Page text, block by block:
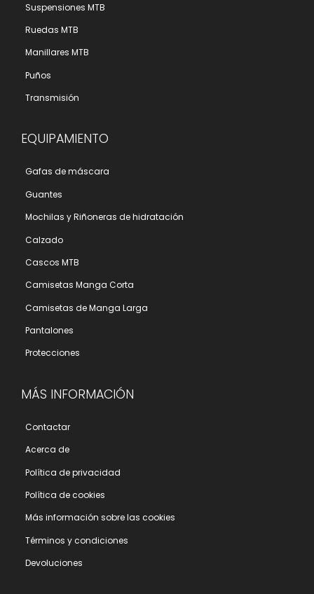
Suspensiones MTB
Ruedas MTB
Manillares MTB
Puños
Transmisión
EQUIPAMIENTO
Gafas de máscara
Guantes
Mochilas y Riñoneras de hidratación
Calzado
Cascos MTB
Camisetas Manga Corta
Camisetas de Manga Larga
Pantalones
Protecciones
MÁS INFORMACIÓN
Contactar
Acerca de
Polí­tica de privacidad
Polí­tica de cookies
Más información sobre las cookies
Términos y condiciones
Devoluciones